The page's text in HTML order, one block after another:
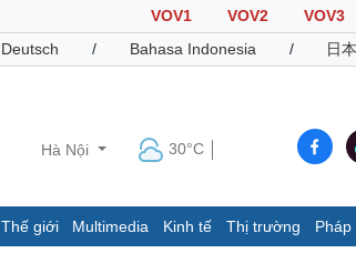
VOV1 VOV2 VOV3
Deutsch / Bahasa Indonesia / 日
Hà Nội 30°C
Thế giới Multimedia Kinh tế Thị trường Pháp